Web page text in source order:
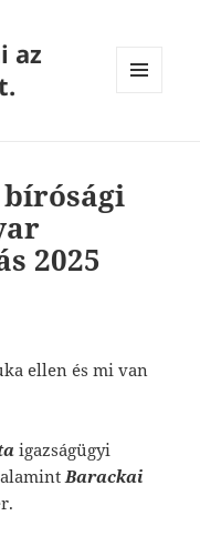
az
2025
ellen és mi van
igazságügyi
Barackai